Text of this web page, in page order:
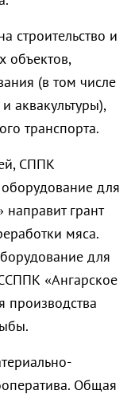
строительство и
объектов,
(в том числе
аквакультуры),
транспорта.
СППК
для
грант
мяса.
для
«Ангарское
производства
Общая